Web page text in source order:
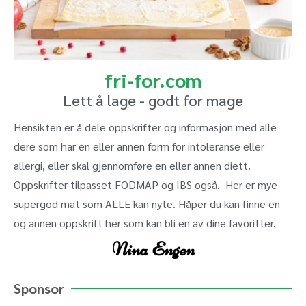
fri-for.com
Lett å lage - godt for mage
Hensikten er å dele oppskrifter og informasjon med alle
dere som har en eller annen form for intoleranse eller
allergi, eller skal gjennomføre en eller annen diett.
Oppskrifter tilpasset FODMAP og IBS også. Her er mye
supergod mat som ALLE kan nyte. Håper du kan finne en
og annen oppskrift her som kan bli en av dine favoritter.
Nina Engen
Sponsor